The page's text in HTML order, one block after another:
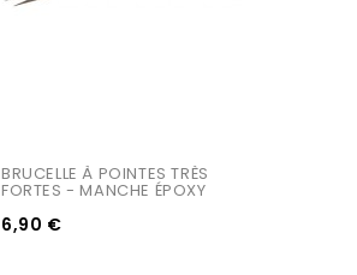
BRUCELLE À POINTES TRÈS
FORTES - MANCHE ÉPOXY
6,90 €